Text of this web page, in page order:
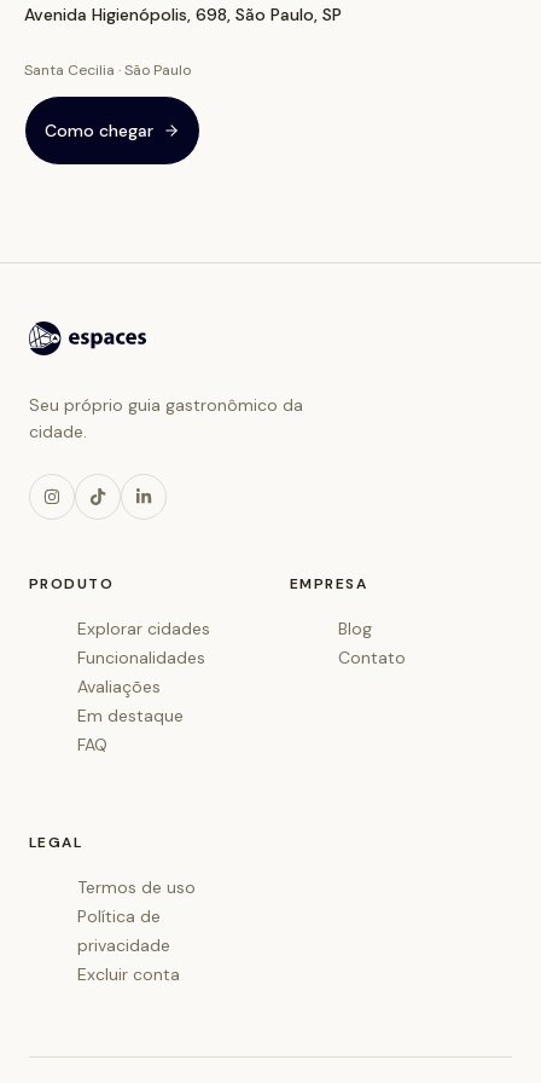
Avenida Higienópolis, 698, São Paulo, SP
Santa Cecilia · São Paulo
Como chegar
Seu próprio guia gastronômico da
cidade.
PRODUTO
Explorar cidades
Funcionalidades
Avaliações
Em destaque
FAQ
EMPRESA
Blog
Contato
LEGAL
Termos de uso
Política de
privacidade
Excluir conta